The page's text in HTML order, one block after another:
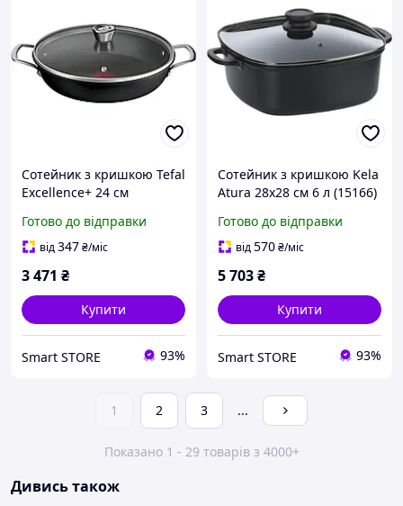
Сотейник з кришкою Tefal
Excellence+ 24 см
Готово до відправки
від347₴/міс
3 471 ₴
Купити
Smart STORE 93%
Сотейник з кришкою Kela
Atura 28х28 см 6 л (15166)
Готово до відправки
від570₴/міс
5 703₴
Купити
Smart STORE 93%
1 2 3 ...
Показано 1 - 29 товарів з 4000+
Дивись також